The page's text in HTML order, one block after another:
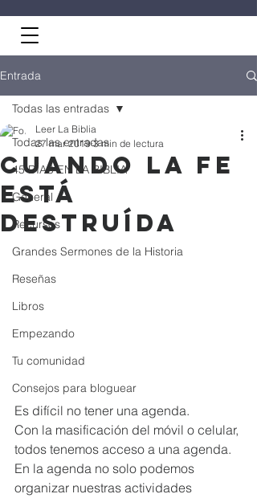
Entrada
Todas las entradas
45 DÍAS EN LA BIBLIA
General
Recursos
Grandes Sermones de la Historia
Reseñas
Libros
Empezando
Tu comunidad
Consejos para bloguear
Todas las entradas
Cuando la fe
está
destruída
Leer La Biblia
27 mar 2019 3 min de lectura
Es difícil no tener una agenda.
Con la masificación del móvil o celular,
todos tenemos acceso a una agenda.
En la agenda no solo podemos
organizar nuestras actividades